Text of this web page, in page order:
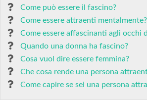
Come può essere il fascino?
Come essere attraenti mentalmente?
Come essere affascinanti agli occhi
Quando una donna ha fascino?
Cosa vuol dire essere femmina?
Che cosa rende una persona
Come capire se sei una persona